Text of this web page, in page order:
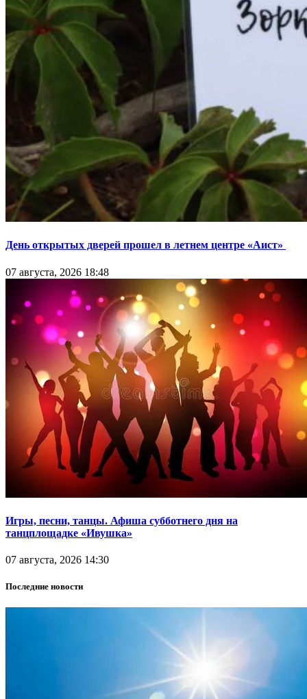
День открытых дверей прошел в летнем центре «Аист»
07 августа, 2026 18:48
Игры, песни, танцы. Афиша субботнего дня на
танцплощадке «Ивушка»
07 августа, 2026 14:30
Последние новости